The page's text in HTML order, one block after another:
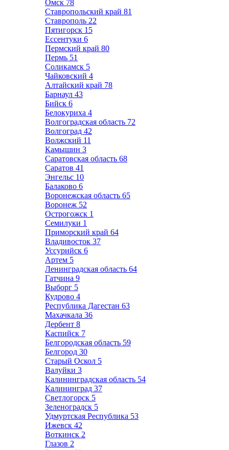
Омск 78
Ставропольский край 81
Ставрополь 22
Пятигорск 15
Ессентуки 6
Пермский край 80
Пермь 51
Соликамск 5
Чайковский 4
Алтайский край 78
Барнаул 43
Бийск 6
Белокуриха 4
Волгоградская область 72
Волгоград 42
Волжский 11
Камышин 3
Саратовская область 68
Саратов 41
Энгельс 10
Балаково 6
Воронежская область 65
Воронеж 52
Острогожск 1
Семилуки 1
Приморский край 64
Владивосток 37
Уссурийск 6
Артем 5
Ленинградская область 64
Гатчина 9
Выборг 5
Кудрово 4
Республика Дагестан 63
Махачкала 36
Дербент 8
Каспийск 7
Белгородская область 59
Белгород 30
Старый Оскол 5
Валуйки 3
Калининградская область 54
Калининград 37
Светлогорск 5
Зеленоградск 5
Удмуртская Республика 53
Ижевск 42
Воткинск 2
Глазов 2